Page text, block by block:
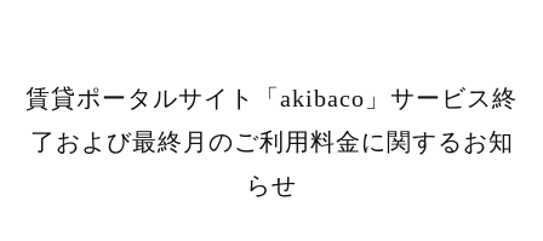
賃貸ポータルサイト「akibaco」サービス終
了および最終月のご利用料金に関するお知
らせ